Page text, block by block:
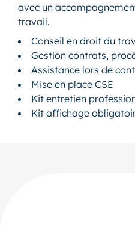
avec un
travail.
Conseil en droit du
Gestion contrats,
Assistance lors de
Mise en place CSE
Kit entretien
Kit affichage